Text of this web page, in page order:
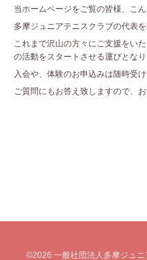
当ホームページをご覧の皆様、こん
多摩ジュニアテニスクラブの代表
これまで沢山の方々にご支援をい
の活動をスタートさせる運びとなり
入会や、体験のお申込みは随時受け
ご質問にもお答え致しますので、
©2026 一般社団法人多摩ジュ